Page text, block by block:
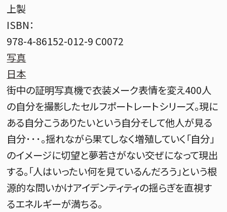
上製
ISBN：
978-4-86152-012-9 C0072
写真
日本
街中の証明写真機で衣装メーク表情を変え400人
の自分を撮影したセルフポートレートシリーズ。現に
ある自分こうありたいという自分そして他人が見る
自分･･･。揺れながら果てしなく増殖していく「自分」
のイメージに切望と夢若さがない交ぜになって現出
する。「人はいったい何を見ているんだろう」という根
源的な問いかけアイデンティティの揺らぎを直視す
るエネルギーが満ちる。